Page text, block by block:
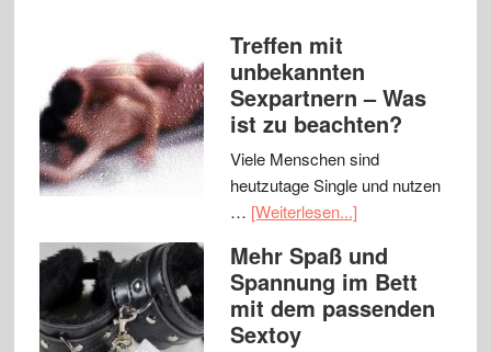
Treffen mit
unbekannten
Sexpartnern – Was
ist zu beachten?
Viele Menschen sind
heutzutage Single und nutzen
… [Weiterlesen...]
Mehr Spaß und
Spannung im Bett
mit dem passenden
Sextoy